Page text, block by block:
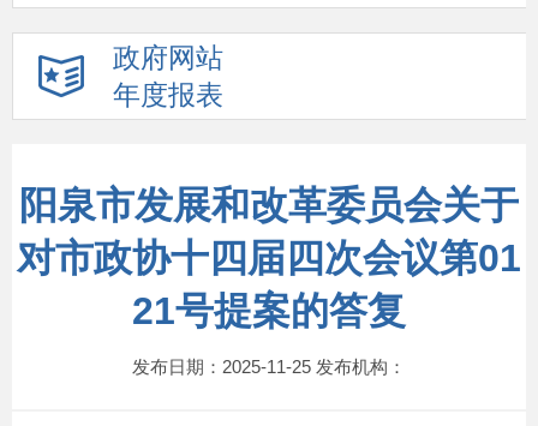
政府网站
年度报表
阳泉市发展和改革委员会关于
对市政协十四届四次会议第01
21号提案的答复
发布日期：2025-11-25 发布机构：